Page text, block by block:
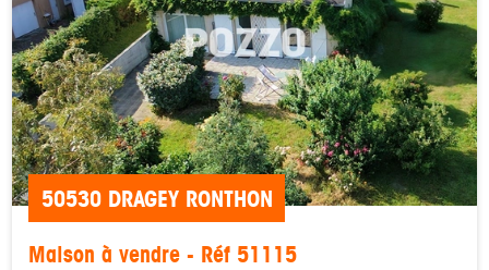
50530 DRAGEY RONTHON
Maison à vendre - Réf 51115